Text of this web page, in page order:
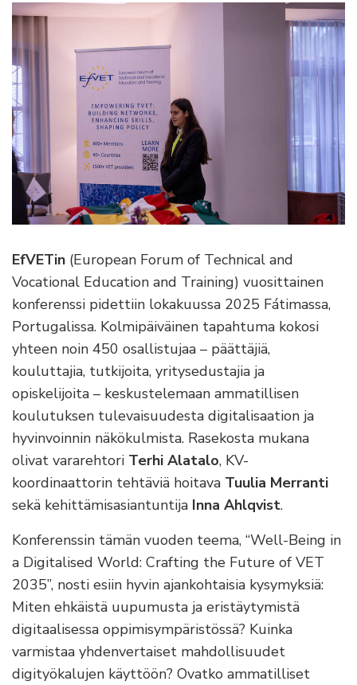
EfVETin (European Forum of Technical and
Vocational Education and Training) vuosittainen
konferenssi pidettiin lokakuussa 2025 Fátimassa,
Portugalissa. Kolmipäiväinen tapahtuma kokosi
yhteen noin 450 osallistujaa – päättäjiä,
kouluttajia, tutkijoita, yritysedustajia ja
opiskelijoita – keskustelemaan ammatillisen
koulutuksen tulevaisuudesta digitalisaation ja
hyvinvoinnin näkökulmista. Rasekosta mukana
olivat vararehtori Terhi Alatalo, KV-
koordinaattorin tehtäviä hoitava Tuulia Merranti
sekä kehittämisasiantuntija Inna Ahlqvist.
Konferenssin tämän vuoden teema, “Well-Being in
a Digitalised World: Crafting the Future of VET
2035”, nosti esiin hyvin ajankohtaisia kysymyksiä:
Miten ehkäistä uupumusta ja eristäytymistä
digitaalisessa oppimisympäristössä? Kuinka
varmistaa yhdenvertaiset mahdollisuudet
digityökalujen käyttöön? Ovatko ammatilliset